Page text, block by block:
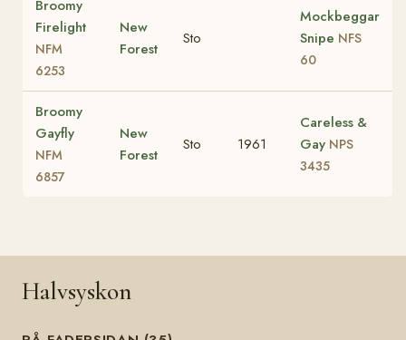
Broomy
Firelight
NFM
6253
New
Forest
Sto
Mockbeggar
Snipe NFS
60
Broomy
Gayfly
NFM
6857
New
Forest
Sto 1961
Careless &
Gay NPS
3435
Halvsyskon